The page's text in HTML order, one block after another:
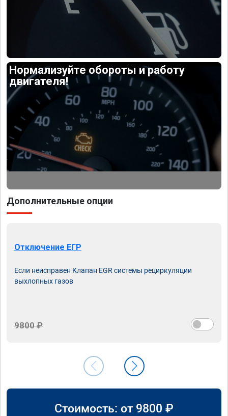
Нормализуйте обороты и работу
двигателя!
Дополнительные опции
Отключение ЕГР
Если неисправен Клапан EGR системы рециркуляции
выхлопных газов
9800 ₽
Стоимость: от 9800 ₽